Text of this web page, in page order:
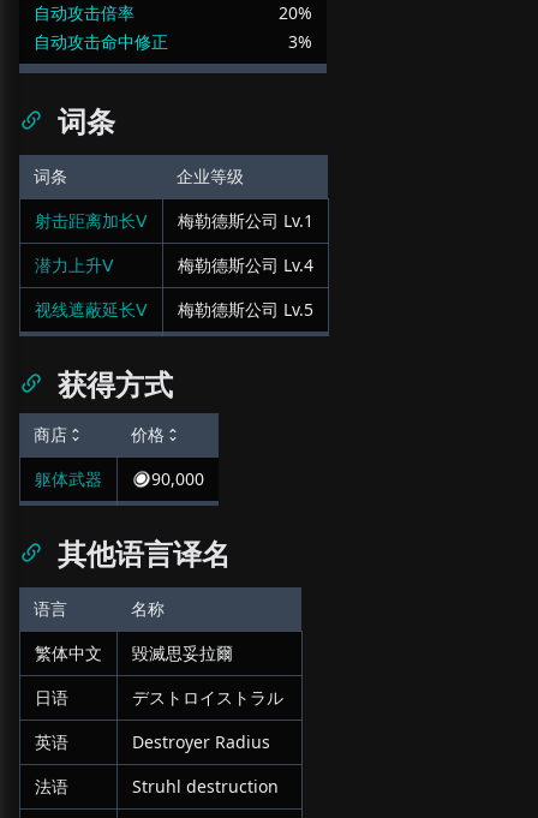
自动攻击倍率
20%
自动攻击命中修正
3%
词条
词条
企业等级
射击距离加长Ⅴ
梅勒德斯公司 Lv.1
潜力上升Ⅴ
梅勒德斯公司 Lv.4
视线遮蔽延长Ⅴ
梅勒德斯公司 Lv.5
获得方式
商店
价格
躯体武器
90,000
其他语言译名
语言
名称
繁体中文
毀滅思妥拉爾
日语
デストロイストラル
英语
Destroyer Radius
法语
Struhl destruction